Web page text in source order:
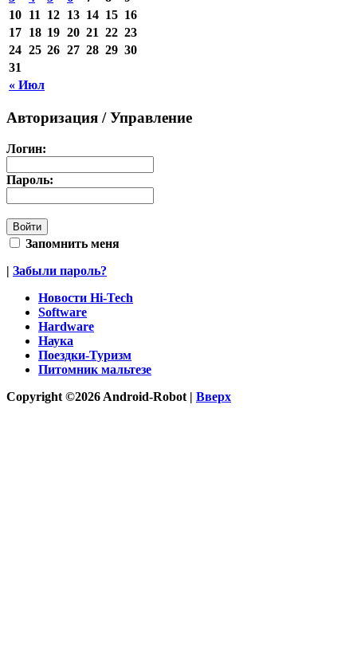
« Июл
10 11 12 13 14 15 16
17 18 19 20 21 22 23
24 25 26 27 28 29 30
31
Авторизация / Управление
Логин:
Пароль:
Запомнить меня
| Забыли пароль?
Новости Hi-Tech
Software
Hardware
Наука
Поездки-Туризм
Питомник мальтезе
Copyright ©2026 Android-Robot | Вверх